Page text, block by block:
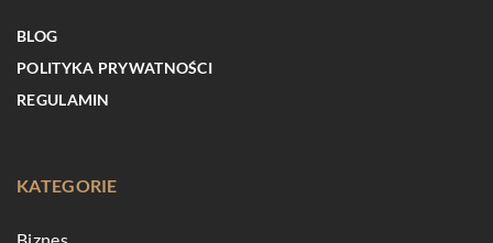
BLOG
POLITYKA PRYWATNOŚCI
REGULAMIN
KATEGORIE